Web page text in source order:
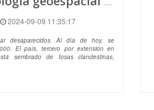
2024-09-09 11:35:17
desaparecidos. Al día de hoy, se
El país, tercero por extensión en
sembrado de fosas clandestinas,